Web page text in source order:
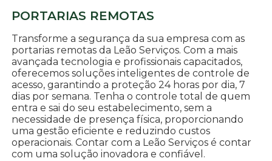
PORTARIAS REMOTAS
Transforme a segurança da sua empresa com as
portarias remotas da Leão Serviços. Com a mais
avançada tecnologia e profissionais capacitados,
oferecemos soluções inteligentes de controle de
acesso, garantindo a proteção 24 horas por dia, 7
dias por semana. Tenha o controle total de quem
entra e sai do seu estabelecimento, sem a
necessidade de presença física, proporcionando
uma gestão eficiente e reduzindo custos
operacionais. Contar com a Leão Serviços é contar
com uma solução inovadora e confiável.